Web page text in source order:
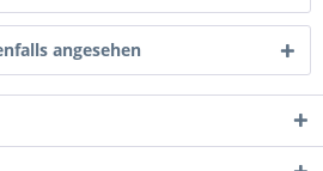
angesehen